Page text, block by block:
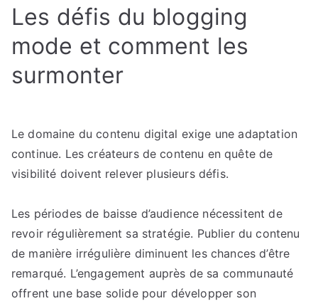
Les défis du blogging
mode et comment les
surmonter
Le domaine du contenu digital exige une adaptation
continue. Les créateurs de contenu en quête de
visibilité doivent relever plusieurs défis.
Les périodes de baisse d’audience nécessitent de
revoir régulièrement sa stratégie. Publier du contenu
de manière irrégulière diminuent les chances d’être
remarqué. L’engagement auprès de sa communauté
offrent une base solide pour développer son